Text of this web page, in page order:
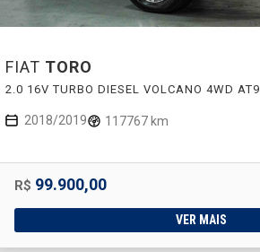
FIAT TORO
2.0 16V TURBO DIESEL VOLCANO 4WD AT9
2018/2019 117767 km
R$ 99.900,00
VER MAIS